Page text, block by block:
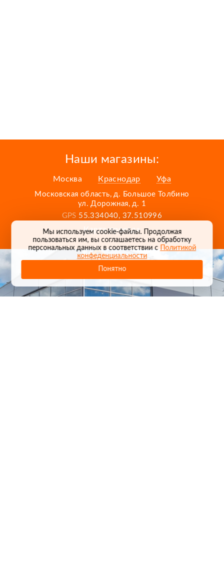
Наши магазины:
Москва Краснодар Уфа
Московская область, д. Большое Толбино
ул. Дорожная, д. 1
GPS 55.334040, 37.510996
Карта проезда
Мы используем cookie-файлы. Продолжая
пользоваться им, вы соглашаетесь на обработку
персональных данных в соответствии сПолитикой
конфеденциальности
Понятно